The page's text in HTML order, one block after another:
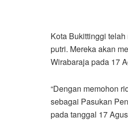
Kota Bukittinggi
putri. Mereka akan
Wirabaraja pada 17
“Dengan memohon
sebagai Pasukan
pada tanggal 17